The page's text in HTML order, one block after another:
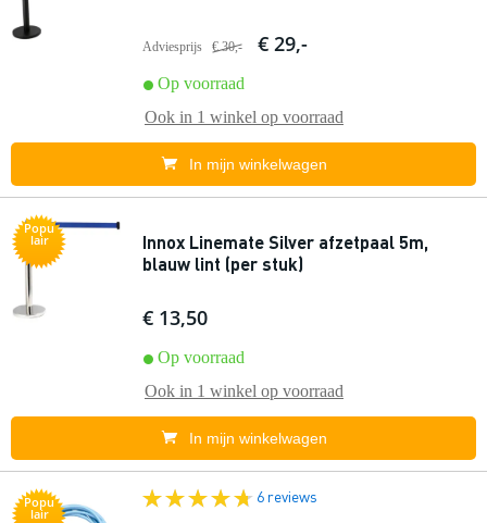
Adviesprijs € 30,- € 29,-
Op voorraad
Ook in 1 winkel op voorraad
In mijn winkelwagen
Popu
lair
Innox Linemate Silver afzetpaal 5m,
blauw lint (per stuk)
€ 13,50
Op voorraad
Ook in 1 winkel op voorraad
In mijn winkelwagen
Popu
lair
6 reviews